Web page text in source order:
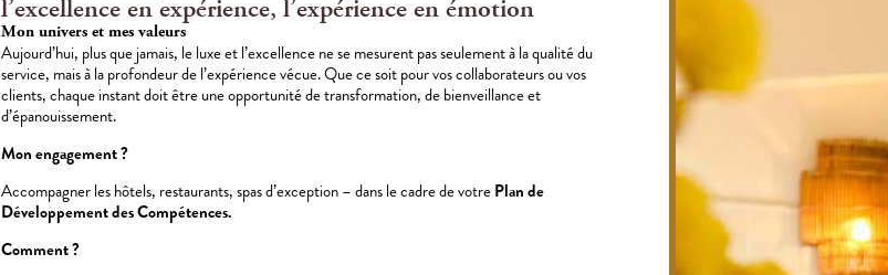
l’excellence en expérience, l’expérience en émotion
Mon univers et mes valeurs
Aujourd’hui, plus que jamais, le luxe et l’excellence ne se mesurent pas seulement à la qualité du
service, mais à la profondeur de l’expérience vécue. Que ce soit pour vos collaborateurs ou vos
clients, chaque instant doit être une opportunité de transformation, de bienveillance et
d’épanouissement.
Mon engagement ?
Accompagner les hôtels, restaurants, spas d’exception – dans le cadre de votre Plan de
Développement des Compétences.
Comment ?